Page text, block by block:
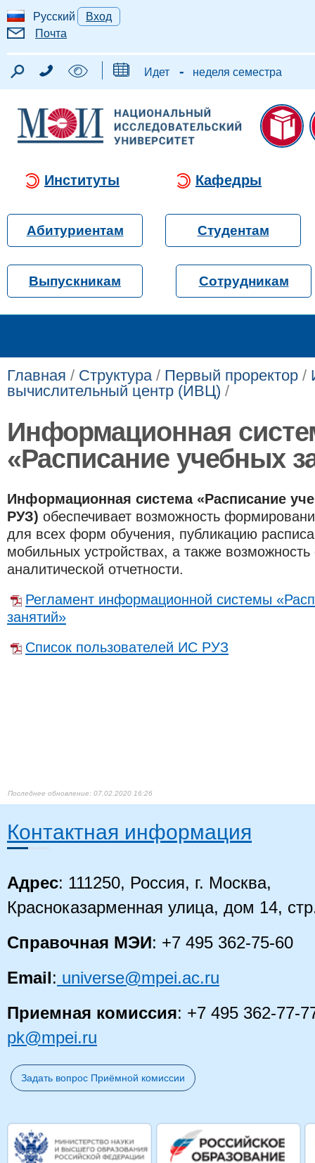
Русский
Вход
Почта
Идет - неделя семестра
Институты Кафедры
Абитуриентам Студентам
Выпускникам Сотрудникам
Главная / Структура/ Первый проректор /
вычислительный центр (ИВЦ) /
Информационная
«Расписание учебных
Информационная система «Расписание
РУЗ) обеспечивает возможность
для всех форм обучения, публикацию
мобильных устройствах, а также
аналитической отчетности.
Регламент информационной системы
занятий»
Список пользователей ИС РУЗ
07.02.2020 16:26
Контактная информация
Адрес: 111250, Россия, г. Москва,
Красноказарменная улица, дом 14,
Справочная МЭИ: +7 495 362-75-60
Email: universe@mpei.ac.ru
Приемная комиссия: +7 495 362-77-
pk@mpei.ru
Задать вопрос Приёмной комиссии